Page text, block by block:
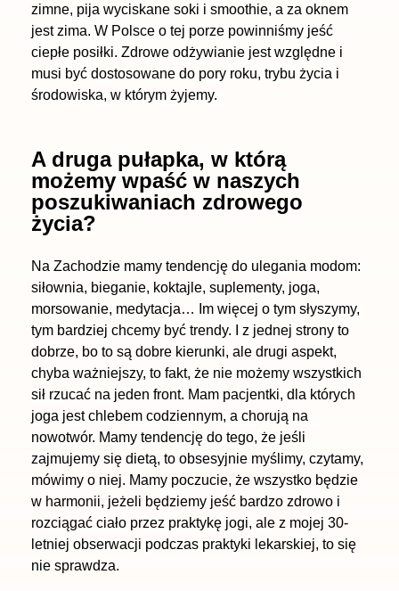
zimne, pija wyciskane soki i smoothie, a za oknem
jest zima. W Polsce o tej porze powinniśmy jeść
ciepłe posiłki. Zdrowe odżywianie jest względne i
musi być dostosowane do pory roku, trybu życia i
środowiska, w którym żyjemy.
A druga pułapka, w którą
możemy wpaść w naszych
poszukiwaniach zdrowego
życia?
Na Zachodzie mamy tendencję do ulegania modom:
siłownia, bieganie, koktajle, suplementy, joga,
morsowanie, medytacja… Im więcej o tym słyszymy,
tym bardziej chcemy być trendy. I z jednej strony to
dobrze, bo to są dobre kierunki, ale drugi aspekt,
chyba ważniejszy, to fakt, że nie możemy wszystkich
sił rzucać na jeden front. Mam pacjentki, dla których
joga jest chlebem codziennym, a chorują na
nowotwór. Mamy tendencję do tego, że jeśli
zajmujemy się dietą, to obsesyjnie myślimy, czytamy,
mówimy o niej. Mamy poczucie, że wszystko będzie
w harmonii, jeżeli będziemy jeść bardzo zdrowo i
rozciągać ciało przez praktykę jogi, ale z mojej 30-
letniej obserwacji podczas praktyki lekarskiej, to się
nie sprawdza.